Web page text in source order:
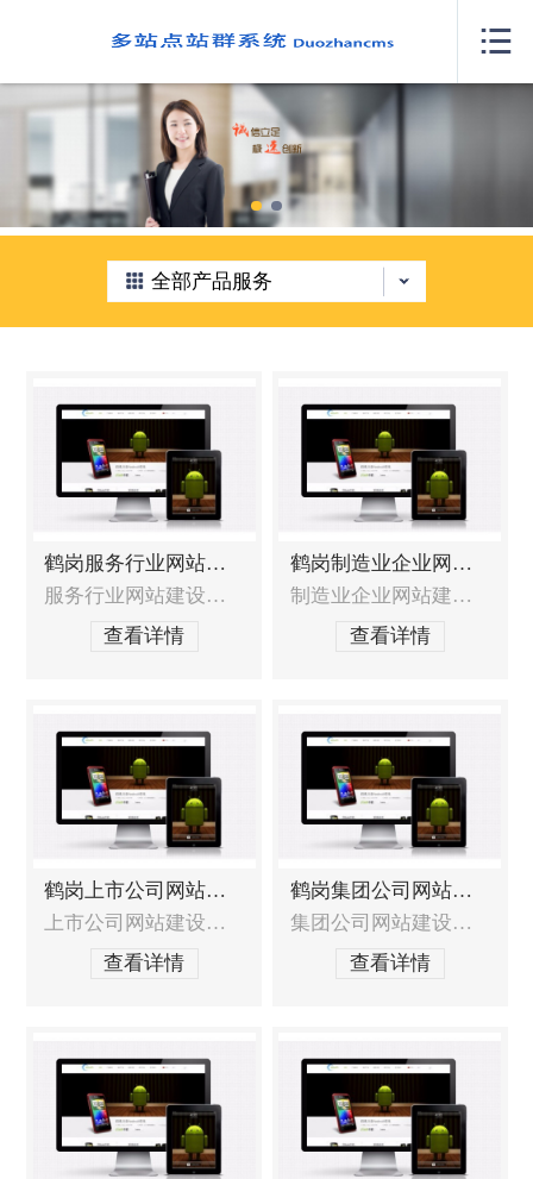
关于我们
案例展示
产品服务
新闻中心
人才招聘
联系我们
城市分站

全部产品服务
鹤岗服务行业网站建设
服务行业网站建设的特殊需求 如何定位网站类型、服务重点、目标客户？如何在展示服务的同时更好的展现出品牌价值，提升企业在客户心中的印象？如何将服务与互动体验相结合，提升客户体验度？如何充分展现服务品质和综合实力，从而引起客户兴趣，产生共鸣，增加信任？如何才能更快地获得更多的客户和商机？ 服务行业网站建设解决方案
查看详情
鹤岗制造业企业网站建设
制造业企业网站建设的重点需求如何让客户产生信赖感？如何让网站的凸显价值？如何让网站即具有设计品质，又能直接明了的展现企业特色？如何展示产品并让客户快速找到他想要的产品？如何让更多的潜在客户找到您？能否进行长期运营维护？制造业企业网站建设解决方案制造业企业的建站解决方案是在以往制造业企业网站建设的丰厚经验基础上，加以提炼
查看详情
鹤岗上市公司网站建设
上市公司网站建设的特殊需求上市公司网站形象未收到重视，影响投资者的判断；上市公司网站未能及时披露信息，不能为投资者带来帮助；上市公司网络正面口碑信息和公信力缺失，降低投资者信心；上市公司网站建设服务范围网站定位分析及建议，包含网站策划布局和结构，形成一整套解决方案；上市公司网站的形象界面创意设计以及DIV前台结构布局；系
查看详情
鹤岗集团公司网站建设
集团公司网站建设的特殊需求 集团跨行业经营，涉猎各个产业，旗下企业众多，产品线庞大，如何整合并得到展示效果？团有着悠久的历史文化、强大的团队、充沛的资源、丰富的经验，如何整合并得到展示效果？集团区域性广，牵涉到众多下属公司，如何进行网站整体管控，并让下属公司参与到运营和管理中来？集团网站的架构该如何进行规划？才能
查看详情